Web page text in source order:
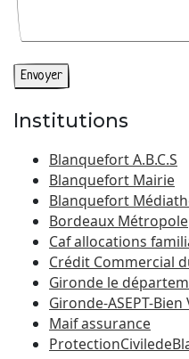
Institutions
Blanquefort A.B.C.S
Blanquefort Mairie
Blanquefort
Bordeaux Métropole
Caf allocations
Crédit Commercial
Gironde le
Gironde-ASEPT-Bien
Maif assurance